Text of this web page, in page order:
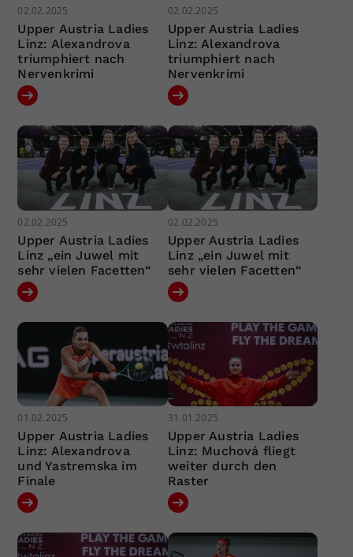
02.02.2025
Upper Austria Ladies
Linz: Alexandrova
triumphiert nach
Nervenkrimi
02.02.2025
Upper Austria Ladies
Linz: Alexandrova
triumphiert nach
Nervenkrimi
02.02.2025
Upper Austria Ladies
Linz „ein Juwel mit
sehr vielen Facetten“
02.02.2025
Upper Austria Ladies
Linz „ein Juwel mit
sehr vielen Facetten“
01.02.2025
Upper Austria Ladies
Linz: Alexandrova
und Yastremska im
Finale
31.01.2025
Upper Austria Ladies
Linz: Muchová fliegt
weiter durch den
Raster